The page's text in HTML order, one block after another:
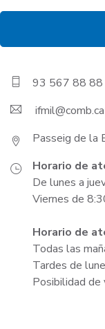
93 567 88 88
ifmil
Passeig de la
Horario de
De lunes a
Viernes de
Horario de
Todas las
Tardes de
Posibilidad de